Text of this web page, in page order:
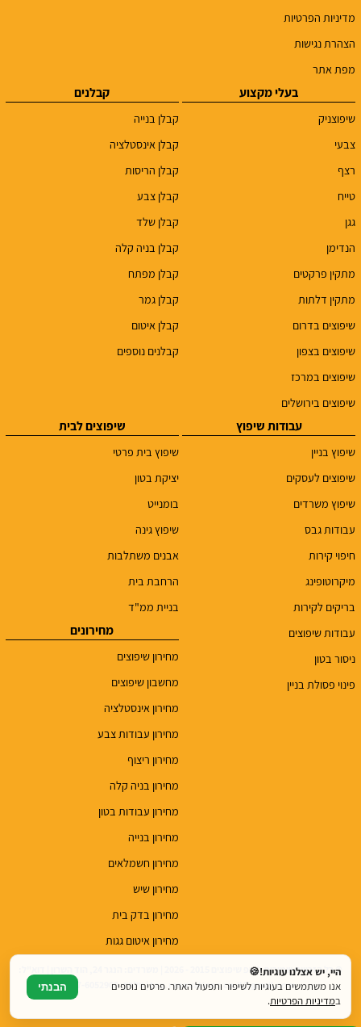
מדיניות הפרטיות
הצהרת נגישות
מפת אתר
בעלי מקצוע
שיפוצניק
צבעי
רצף
טייח
גגן
הנדימן
מתקין פרקטים
מתקין דלתות
שיפוצים בדרום
שיפוצים בצפון
שיפוצים במרכז
שיפוצים בירושלים
קבלנים
קבלן בנייה
קבלן אינסטלציה
קבלן הריסות
קבלן צבע
קבלן שלד
קבלן בניה קלה
קבלן מפתח
קבלן גמר
קבלן איטום
קבלנים נוספים
עבודות שיפוץ
שיפוץ בניין
שיפוצים לעסקים
שיפוץ משרדים
עבודות גבס
חיפוי קירות
מיקרוטופינג
בריקים לקירות
עבודות שיפוצים
ניסור בטון
פינוי פסולת בניין
שיפוצים לבית
שיפוץ בית פרטי
יציקת בטון
בומנייט
שיפוץ גינה
אבנים משתלבות
הרחבת בית
בניית ממ"ד
מחירונים
מחירון שיפוצים
מחשבון שיפוצים
מחירון אינסטלציה
מחירון עבודות צבע
מחירון ריצוף
מחירון בניה קלה
מחירון עבודות בטון
מחירון בנייה
מחירון חשמלאים
מחירון שיש
מחירון בדק בית
מחירון איטום גגות
top.renovations.co.il@gmail.com | טלפון: 077-6052900
היי, יש אצלנו עוגיות!🍪
אנו משתמשים בעוגיות לשיפור ותפעול האתר. פרטים נוספים
במדיניות הפרטיות.
הבנתי